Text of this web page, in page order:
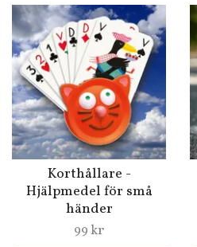
Korthållare -
Hjälpmedel för små
händer
99 kr